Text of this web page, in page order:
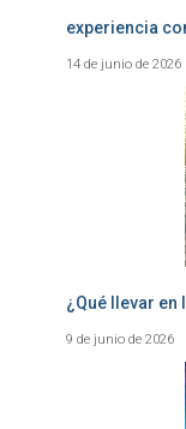
experiencia
14 de junio de 2026
¿Qué llevar en
9 de junio de 2026